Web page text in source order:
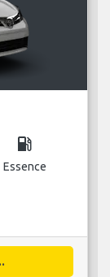
local_gas_station
Essence